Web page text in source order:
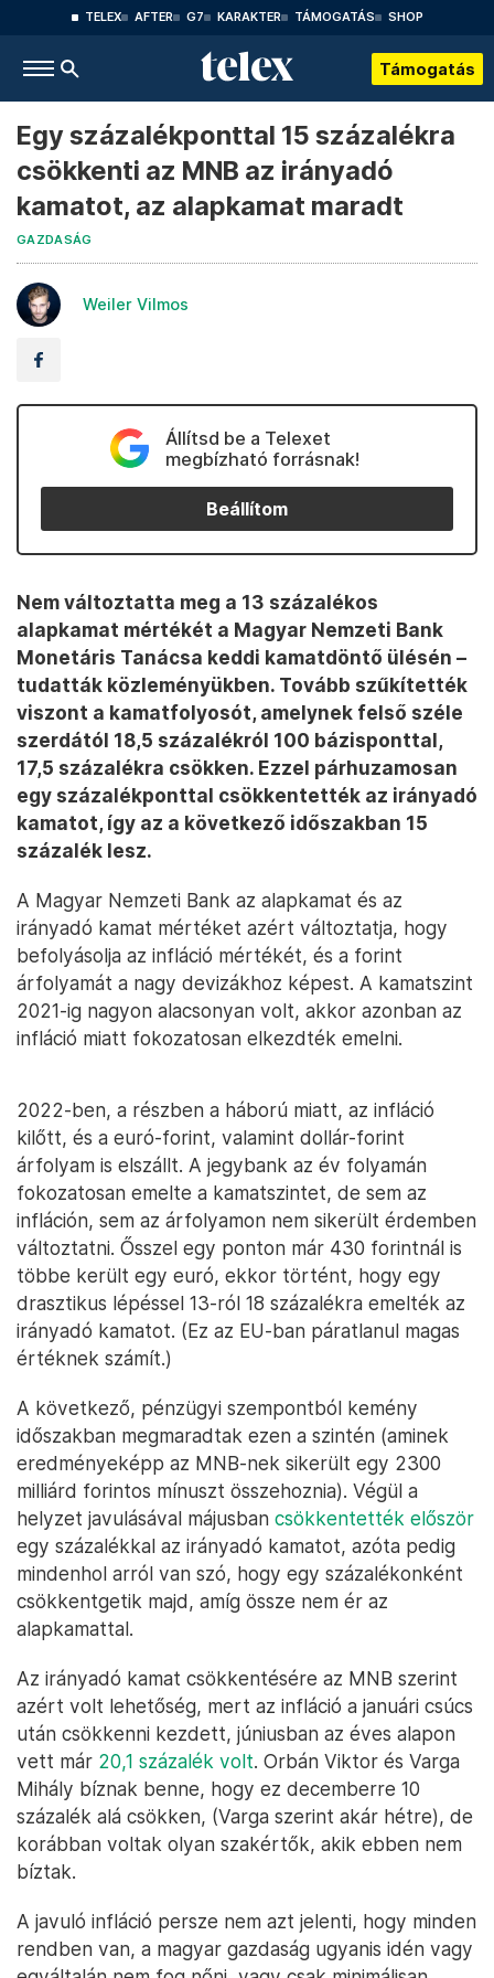
TELEX AFTER G7 KARAKTER TÁMOGATÁS SHOP
Támogatás
Egy százalékponttal 15 százalékra
csökkenti az MNB az irányadó
kamatot, az alapkamat maradt
GAZDASÁG
Weiler Vilmos
Állítsd be a Telexet
megbízható forrásnak!
Beállítom
Nem változtatta meg a 13 százalékos
alapkamat mértékét a Magyar Nemzeti Bank
Monetáris Tanácsa keddi kamatdöntő ülésén –
tudatták közleményükben. Tovább szűkítették
viszont a kamatfolyosót, amelynek felső széle
szerdától 18,5 százalékról 100 bázisponttal,
17,5 százalékra csökken. Ezzel párhuzamosan
egy százalékponttal csökkentették az irányadó
kamatot, így az a következő időszakban 15
százalék lesz.
A Magyar Nemzeti Bank az alapkamat és az
irányadó kamat mértéket azért változtatja, hogy
befolyásolja az infláció mértékét, és a forint
árfolyamát a nagy devizákhoz képest. A kamatszint
2021-ig nagyon alacsonyan volt, akkor azonban az
infláció miatt fokozatosan elkezdték emelni.
2022-ben, a részben a háború miatt, az infláció
kilőtt, és a euró-forint, valamint dollár-forint
árfolyam is elszállt. A jegybank az év folyamán
fokozatosan emelte a kamatszintet, de sem az
infláción, sem az árfolyamon nem sikerült érdemben
változtatni. Ősszel egy ponton már 430 forintnál is
többe került egy euró, ekkor történt, hogy egy
drasztikus lépéssel 13-ról 18 százalékra emelték az
irányadó kamatot. (Ez az EU-ban páratlanul magas
értéknek számít.)
A következő, pénzügyi szempontból kemény
időszakban megmaradtak ezen a szintén (aminek
eredményeképp az MNB-nek sikerült egy 2300
milliárd forintos mínuszt összehoznia). Végül a
helyzet javulásával májusban csökkentették először
egy százalékkal az irányadó kamatot, azóta pedig
mindenhol arról van szó, hogy egy százalékonként
csökkentgetik majd, amíg össze nem ér az
alapkamattal.
Az irányadó kamat csökkentésére az MNB szerint
azért volt lehetőség, mert az infláció a januári csúcs
után csökkenni kezdett, júniusban az éves alapon
vett már 20,1 százalék volt. Orbán Viktor és Varga
Mihály bíznak benne, hogy ez decemberre 10
százalék alá csökken, (Varga szerint akár hétre), de
korábban voltak olyan szakértők, akik ebben nem
bíztak.
A javuló infláció persze nem azt jelenti, hogy minden
rendben van, a magyar gazdaság ugyanis idén vagy